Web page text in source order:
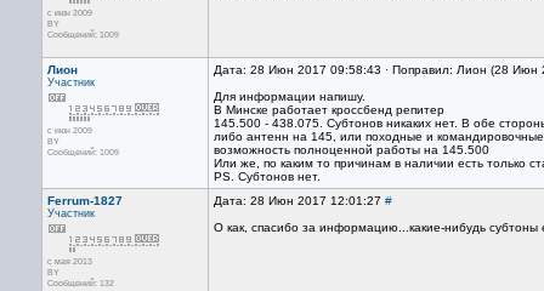
с июн 2009
BY
Сообщений: 1009
Лион
Участник
с июн 2009
BY
Сообщений: 1009
Дата: 28 Июн 2017 09:58:43 · Поправил: Лион (28 Июн
Для информации напишу.
В Минске работает кроссбенд репитер
145.500 - 438.075. Субтонов никаких нет. В обе
либо антенн на 145, или походные и
возможность полноценной работы на 145.500
Или же, по каким то причинам в наличии есть только
PS. Субтонов нет.
Ferrum-1827
Участник
с мая 2013
BY
Сообщений: 132
Дата: 28 Июн 2017 12:01:27 #
О как, спасибо за информацию...какие-нибудь субтоны